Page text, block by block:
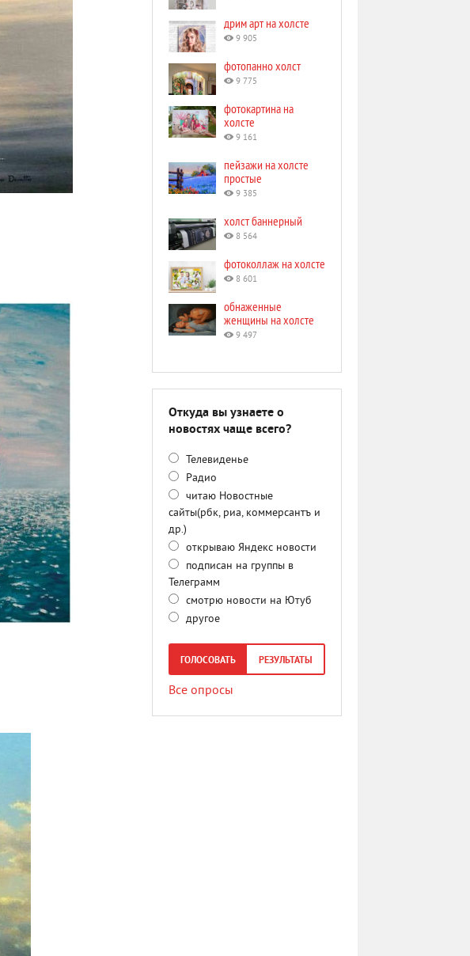
дрим арт на холсте
9 905
фотопанно холст
9 775
фотокартина на
холсте
9 161
пейзажи на холсте
простые
9 385
холст баннерный
8 564
фотоколлаж на холсте
8 601
обнаженные
женщины на холсте
9 497
Откуда вы узнаете о
новостях чаще всего?
Телевиденье
Радио
читаю Новостные
сайты(рбк, риа, коммерсантъ и
др.)
открываю Яндекс новости
подписан на группы в
Телеграмм
смотрю новости на Ютуб
другое
ГОЛОСОВАТЬ РЕЗУЛЬТАТЫ
Все опросы